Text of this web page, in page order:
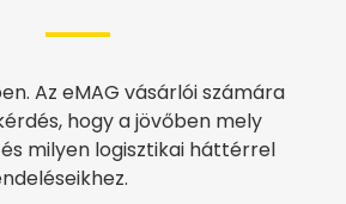
Az eMAG vásárlói számára
hogy a jövőben mely
milyen logisztikai háttérrel